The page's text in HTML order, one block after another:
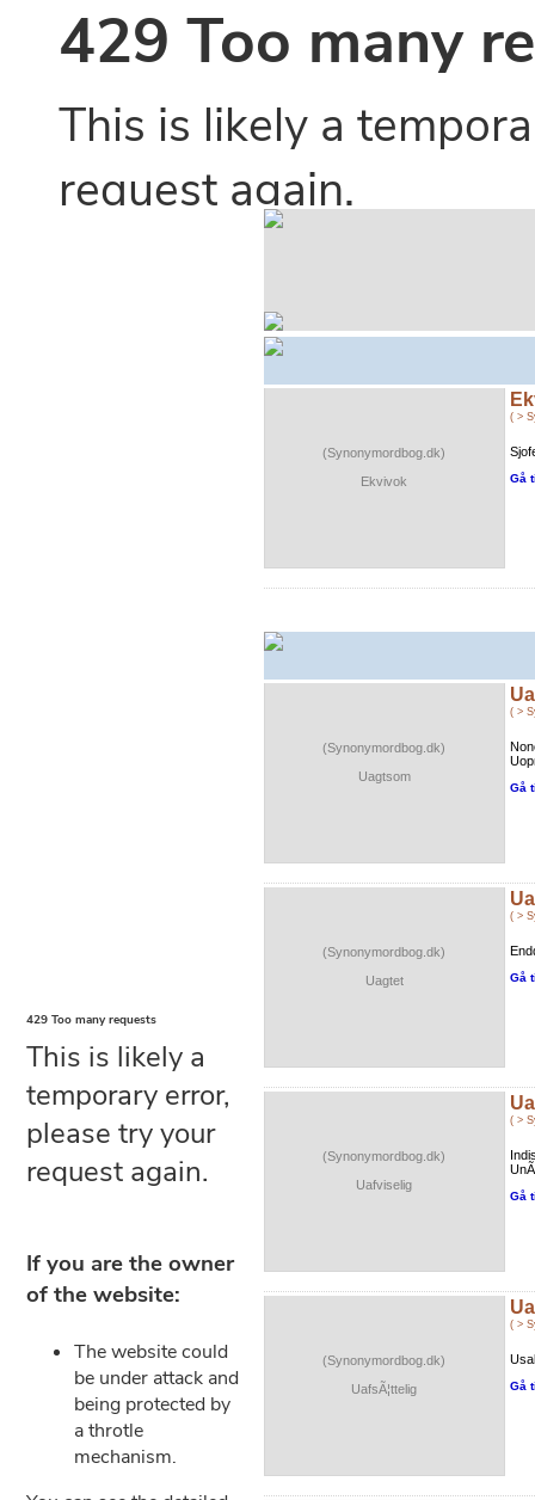
(Synonymordbog.dk)
Ekvivok
( >
Gå
(Synonymordbog.dk)
Uagtsom
( >
Gå
(Synonymordbog.dk)
Uagtet
( >
Gå
(Synonymordbog.dk)
Uafviselig
( >
Gå
(Synonymordbog.dk)
UafsÃ¦ttelig
( >
Gå